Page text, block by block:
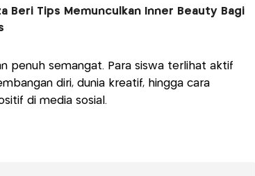
Beri Tips Memunculkan Inner Beauty Bagi
penuh semangat. Para siswa terlihat aktif
diri, dunia kreatif, hingga cara
di media sosial.